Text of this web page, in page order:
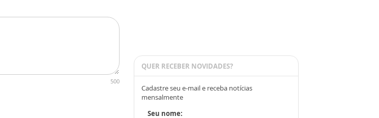
500
QUER RECEBER NOVIDADES?
Cadastre seu e-mail e receba notícias
mensalmente
Seu nome: